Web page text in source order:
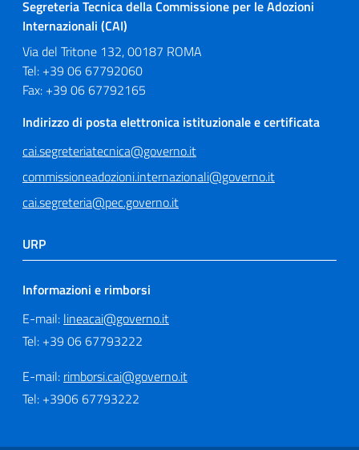
Segreteria Tecnica della Commissione per le Adozioni
Internazionali (CAI)
Via del Tritone 132, 00187 ROMA
Tel: +39 06 67792060
Fax: +39 06 67792165
Indirizzo di posta elettronica istituzionale e certificata
cai.segreteriatecnica@governo.it
commissioneadozioni.internazionali@governo.it
cai.segreteria@pec.governo.it
URP
Informazioni e rimborsi
E-mail: lineacai@governo.it
Tel: +39 06 67793222
E-mail: rimborsi.cai@governo.it
Tel: +3906 67793222